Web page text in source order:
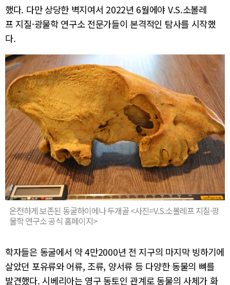
했다. 다만 상당한 벽지여서 2022년 6월에야 V.S.소볼레
프 지질·광물학 연구소 전문가들이 본격적인 탐사를 시작했
다.
온전하게 보존된 동굴하이에나 두개골 <사진=V.S.소볼레프 지질·광
물학 연구소 공식 홈페이지>
학자들은 동굴에서 약 4만2000년 전 지구의 마지막 빙하기에
살았던 포유류와 어류, 조류, 양서류 등 다양한 동물의 뼈를
발견했다. 시베리아는 영구 동토인 관계로 동물의 사체가 화